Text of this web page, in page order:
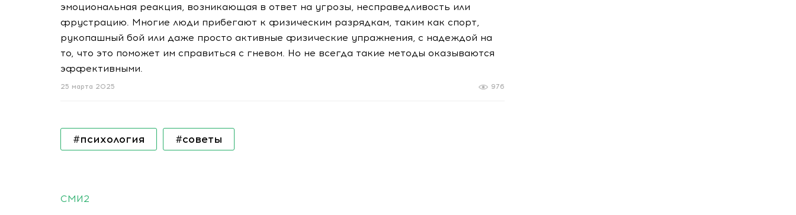
эмоциональная реакция, возникающая в ответ на угрозы, несправедливость или
фрустрацию. Многие люди прибегают к физическим разрядкам, таким как спорт,
рукопашный бой или даже просто активные физические упражнения, с надеждой на
то, что это поможет им справиться с гневом. Но не всегда такие методы оказываются
эффективными.
976
25 марта 2025
#психология #советы
СМИ2